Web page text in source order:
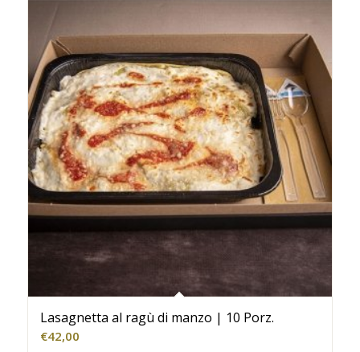
Lasagnetta al ragù di manzo | 10 Porz.
€42,00